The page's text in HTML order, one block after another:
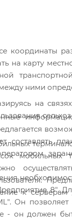
координаты
на карту
ними
на
к
составлять
8".
Он
- он должен